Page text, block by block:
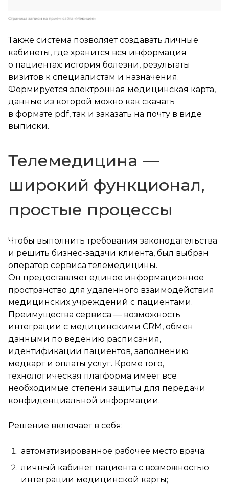
Также система позволяет создавать личные
кабинеты, где хранится вся информация
о пациентах: история болезни, результаты
визитов к специалистам и назначения.
Формируется электронная медицинская карта,
данные из которой можно как скачать
в формате pdf, так и заказать на почту в виде
выписки.
Телемедицина —
широкий функционал,
простые процессы
Чтобы выполнить требования законодательства
и решить бизнес-задачи клиента, был выбран
оператор сервиса телемедицины.
Он предоставляет единое информационное
пространство для удаленного взаимодействия
медицинских учреждений с пациентами.
Преимущества сервиса — возможность
интеграции с медицинскими CRM, обмен
данными по ведению расписания,
идентификации пациентов, заполнению
медкарт и оплаты услуг. Кроме того,
технологическая платформа имеет все
необходимые степени защиты для передачи
конфиденциальной информации.
Решение включает в себя:
автоматизированное рабочее место врача;
личный кабинет пациента с возможностью
интеграции медицинской карты;